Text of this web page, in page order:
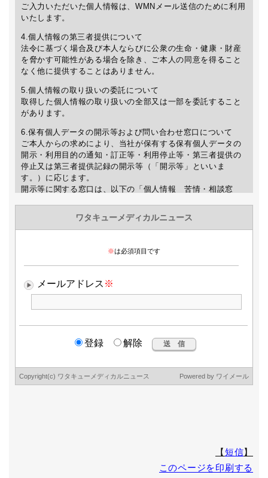
ご入力いただいた個人情報は、WMNメール送信のために利用
いたします。
4.個人情報の第三者提供について
法令に基づく場合及び本人ならびに公衆の生命・健康・財産
を脅かす可能性がある場合を除き、ご本人の同意を得ること
なく他に提供することはありません。
5.個人情報の取り扱いの委託について
取得した個人情報の取り扱いの全部又は一部を委託すること
があります。
6.保有個人データの開示等および問い合わせ窓口について
ご本人からの求めにより、当社が保有する保有個人データの
開示・利用目的の通知・訂正等・利用停止等・第三者提供の
停止又は第三者提供記録の開示等（「開示等」といいま
す。）に応じます。
開示等に関する窓口は、以下の「個人情報 苦情・相談窓
7.個人情報を入力するにあたっての注意事項
個人情報の提供は任意ですが、正確な情報をご提供いただけ
場合がありますので、予めご了承下さい。
クッキーやウェブビーコン等を用いるなどして、本人が容易
に認識できない方法による個人情報の取得は行っておりませ
9.個人情報の安全管理措置について
取得した個人情報の漏洩、滅失または毀損の防止及び是正、
その他個人情報の安全管理のために必要かつ適切な措置を講
じています。
TEL 075-361-4130 (受付時間 9:00～17:00 但し、土日・
【短信】
このページを印刷する